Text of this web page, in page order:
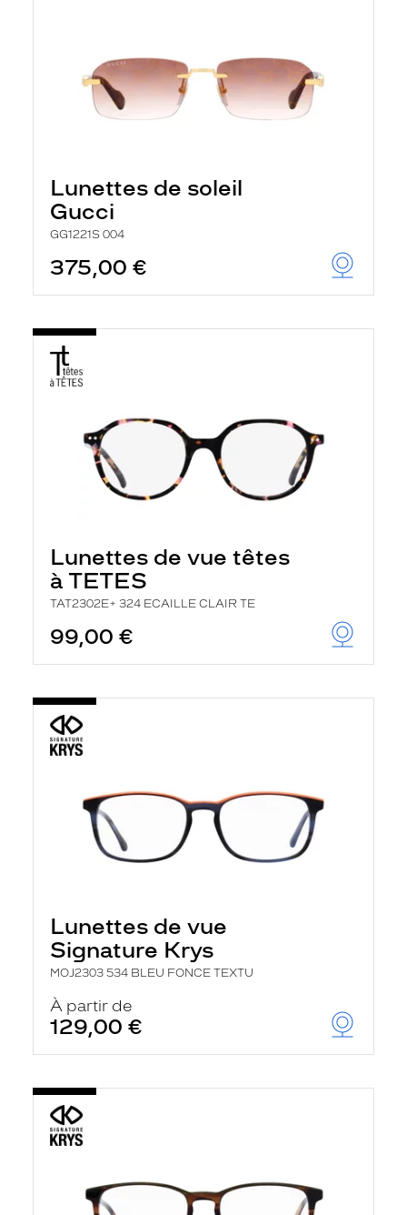
Lunettes de soleil
Gucci
GG1221S 004
375,00 €
Lunettes de vue têtes
à TETES
TAT2302E+ 324 ECAILLE CLAIR TE
99,00 €
Lunettes de vue
Signature Krys
MOJ2303 534 BLEU FONCE TEXTU
À partir de
129,00 €